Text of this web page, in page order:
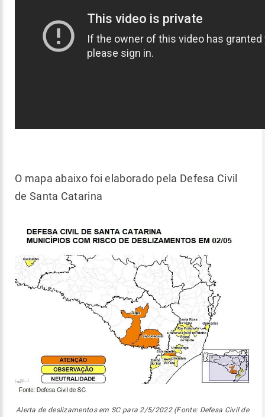
O mapa abaixo foi elaborado pela Defesa Civil
de Santa Catarina
Alerta de deslizamentos em SC para 2/5/2022 (Fonte: Defesa Civil de